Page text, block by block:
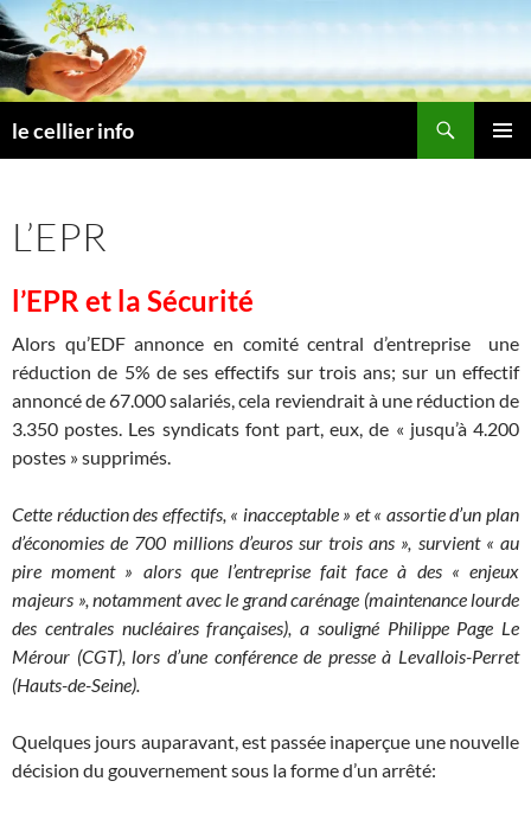
Aller
au
contenu
le cellier info
L’EPR
l’EPR et la Sécurité
Alors qu’EDF annonce en comité central d’entreprise une
réduction de 5% de ses effectifs sur trois ans; sur un effectif
annoncé de 67.000 salariés, cela reviendrait à une réduction de
3.350 postes. Les syndicats font part, eux, de « jusqu’à 4.200
postes » supprimés.
Cette réduction des effectifs, « inacceptable » et « assortie d’un plan
d’économies de 700 millions d’euros sur trois ans », survient « au
pire moment » alors que l’entreprise fait face à des « enjeux
majeurs », notamment avec le grand carénage (maintenance lourde
des centrales nucléaires françaises), a souligné Philippe Page Le
Mérour (CGT), lors d’une conférence de presse à Levallois-Perret
(Hauts-de-Seine).
Quelques jours auparavant, est passée inaperçue une nouvelle
décision du gouvernement sous la forme d’un arrêté: